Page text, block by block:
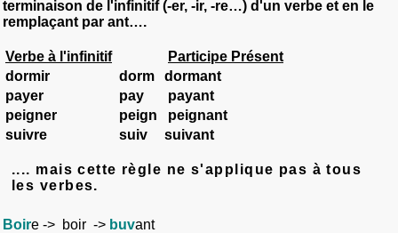
terminaison de l'infinitif (-er, -ir, -re…) d'un verbe et en le
remplaçant par ant….
Verbe à l'infinitif
Participe Présent
dormir dorm
dormant
payer pay
payant
peigner peign
peignant
suivre suiv suivant
.... mais cette règle ne s'applique pas à tous
les verbes.
Boire -> boir -> buvant